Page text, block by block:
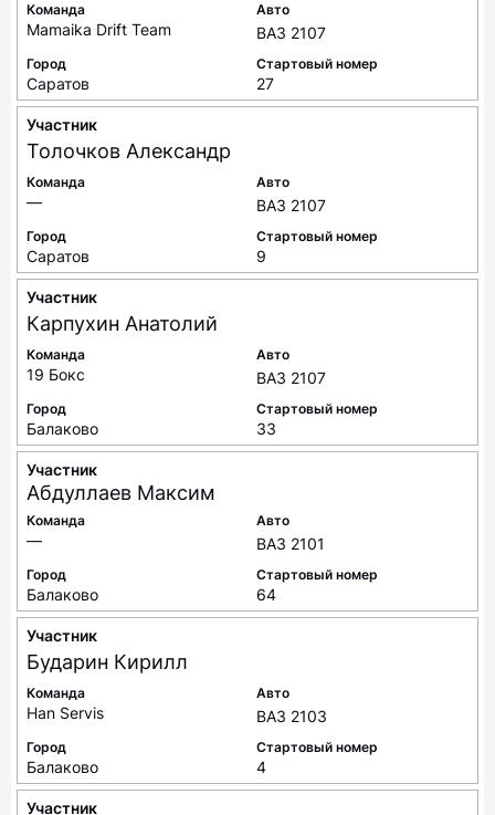
Команда
Mamaika Drift Team
Авто
ВАЗ 2107
Город
Саратов
Стартовый номер
27
Участник
Толочков Александр
Команда
—
Авто
ВАЗ 2107
Город
Саратов
Стартовый номер
9
Участник
Карпухин Анатолий
Команда
19 Бокс
Авто
ВАЗ 2107
Город
Балаково
Стартовый номер
33
Участник
Абдуллаев Максим
Команда
—
Авто
ВАЗ 2101
Город
Балаково
Стартовый номер
64
Участник
Бударин Кирилл
Команда
Han Servis
Авто
ВАЗ 2103
Город
Балаково
Стартовый номер
4
Участник